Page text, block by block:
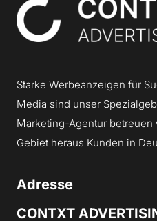
Contxt
Starke Werbeanzeigen für
Media sind unser
Marketing-Agentur
Gebiet heraus Kunden in
Adresse
CONTXT